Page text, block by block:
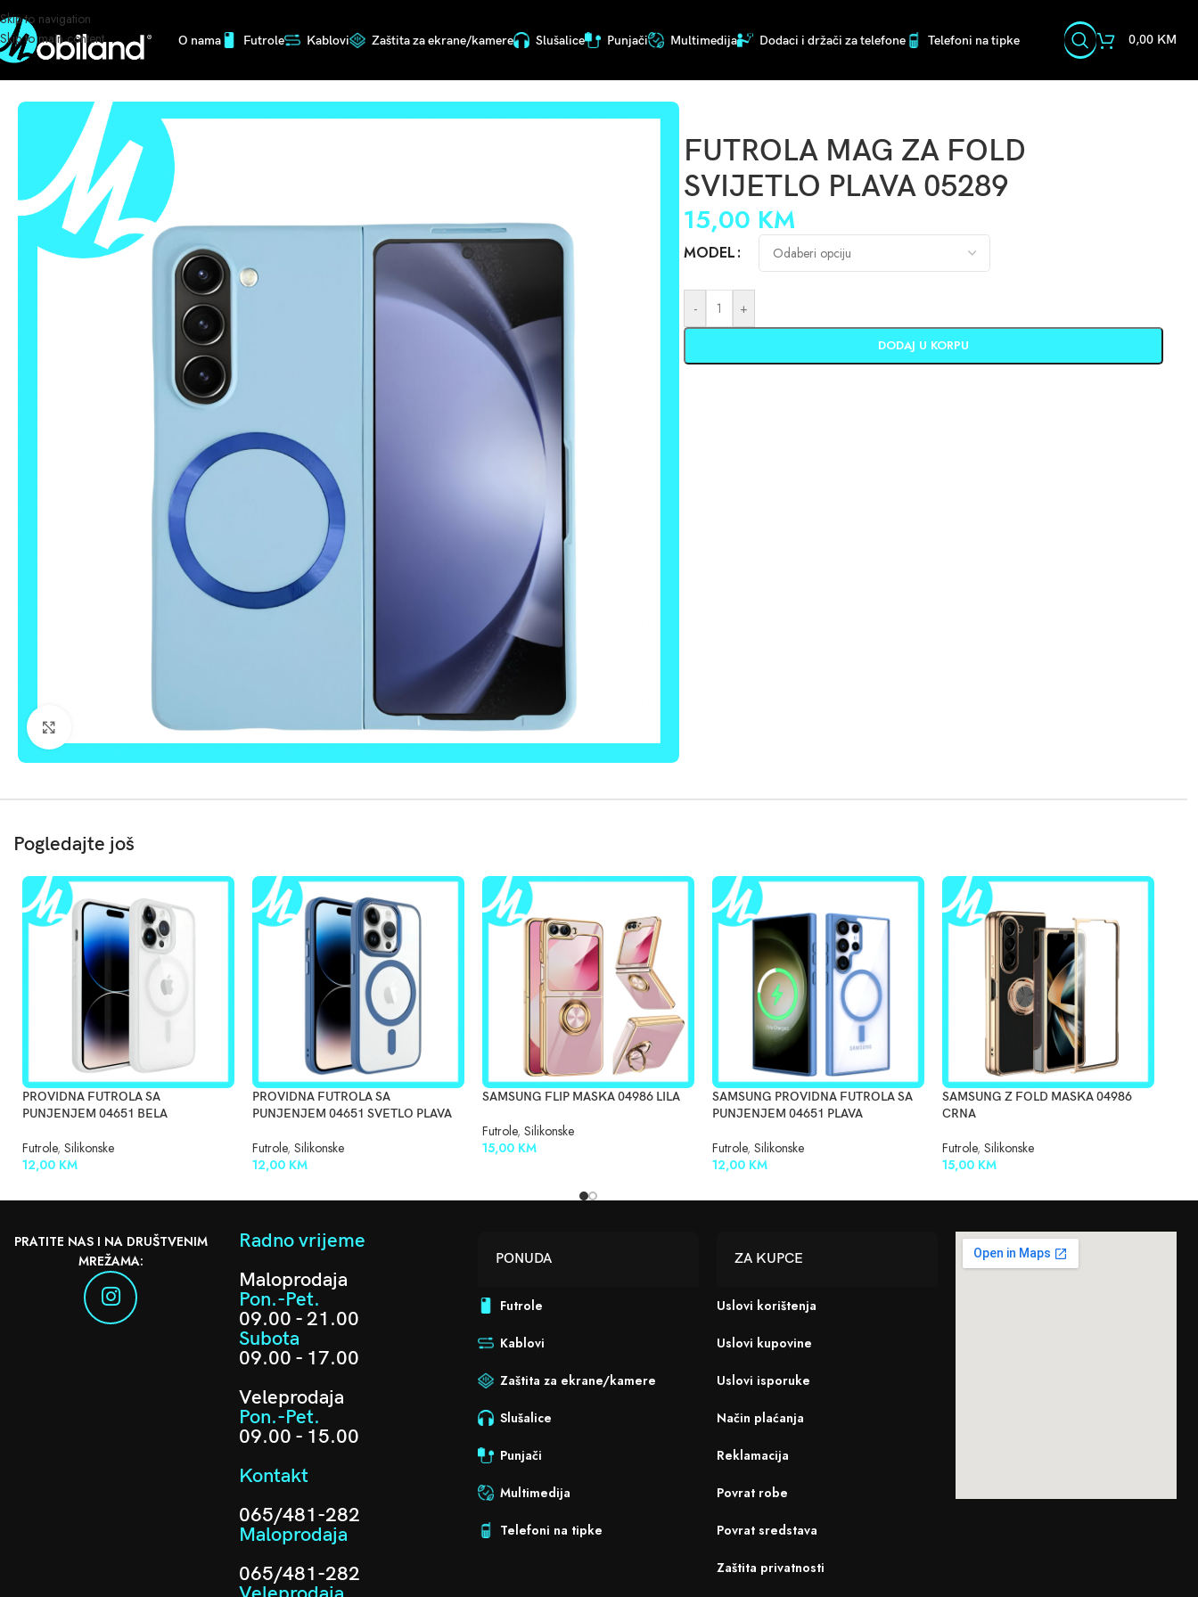
Skip to navigation
Skip to main content
O nama Futrole Kablovi Zaštita za ekrane/kamere Slušalice Punjači Multimedija Dodaci i držači za telefone Telefoni na tipke 0,00 KM
Početna/Futrole/ Preklopne/
FUTROLA MAG ZA FOLD
SVIJETLO PLAVA 05289
15,00 KM
MODEL
- +
DODAJ U KORPU
Pogledajte još
PROVIDNA FUTROLA SA
PUNJENJEM 04651 BELA
Futrole, Silikonske
12,00 KM
PROVIDNA FUTROLA SA
PUNJENJEM 04651 SVETLO PLAVA
Futrole, Silikonske
12,00 KM
SAMSUNG FLIP MASKA 04986 LILA
Futrole, Silikonske
15,00 KM
SAMSUNG PROVIDNA FUTROLA SA
PUNJENJEM 04651 PLAVA
Futrole, Silikonske
12,00 KM
SAMSUNG Z FOLD MASKA 04986
CRNA
Futrole, Silikonske
15,00 KM
PRATITE NAS I NA DRUŠTVENIM
MREŽAMA:
Radno vrijeme
Maloprodaja
Pon.-Pet.
09.00 - 21.00
Subota
09.00 - 17.00
Veleprodaja
Pon.-Pet.
09.00 - 15.00
Kontakt
065/481-282
Maloprodaja
065/481-282
PONUDA
Futrole
Kablovi
Zaštita za ekrane/kamere
Slušalice
Punjači
Multimedija
Telefoni na tipke
ZA KUPCE
Uslovi korištenja
Uslovi kupovine
Uslovi isporuke
Način plaćanja
Reklamacija
Povrat robe
Povrat sredstava
Zaštita privatnosti